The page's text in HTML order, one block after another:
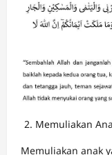
Memuliakan
Memuliakan anak